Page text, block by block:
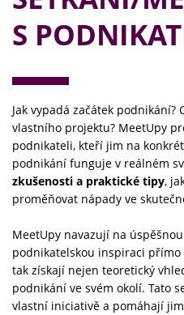
S
Jak vypadá začátek podnikání?
vlastního projektu? MeetUpy
podnikateli, kteří jim na
podnikání funguje v reálném
zkušenosti a praktické tipy,
proměňovat nápady ve
MeetUpy navazují na
podnikatelskou inspiraci
tak získají nejen teoretický
podnikání ve svém okolí. Tato
vlastní iniciativě a pomáhají